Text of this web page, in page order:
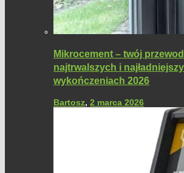
Mikrocement – twój
najtrwalszych i
wykończeniach 2026
Bartosz, 2 marca 2026